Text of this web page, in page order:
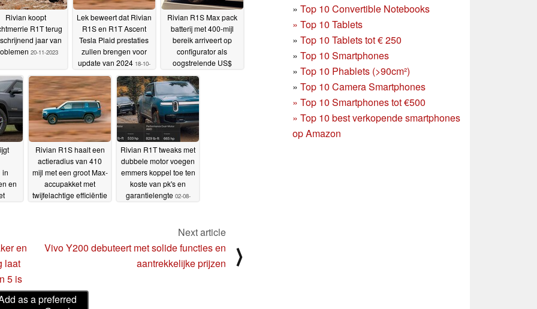
» Top 10 Convertible Notebooks
» Top 10 Tablets
» Top 10 Tablets tot € 250
» Top 10 Smartphones
» Top 10 Phablets (>90cm²)
» Top 10 Camera Smartphones
» Top 10 Smartphones tot €500
» Top 10 best verkopende smartphones
op Amazon
Rivian koopt
R1T terug
jaar van
20-11-2023
Lek beweert dat Rivian
R1S en R1T Ascent
Tesla Plaid prestaties
zullen brengen voor
update van 2024 18-10-
2023
Rivian R1S Max pack
batterij met 400-mijl
bereik arriveert op
configurator als
oogstrelende US$
16.000 optie voor
varianten met dubbele
motor04-10-2023
in
en
Rivian R1S haalt een
actieradius van 410
mijl met een groot Max-
accupakket met
twijfelachtige efficiëntie
Rivian R1T tweaks met
dubbele motor voegen
emmers koppel toe ten
koste van pk's en
garantielengte 02-08-
en
laat
5 is
Next article
Vivo Y200 debuteert met solide functies en
aantrekkelijke prijzen
⟩
as a preferred